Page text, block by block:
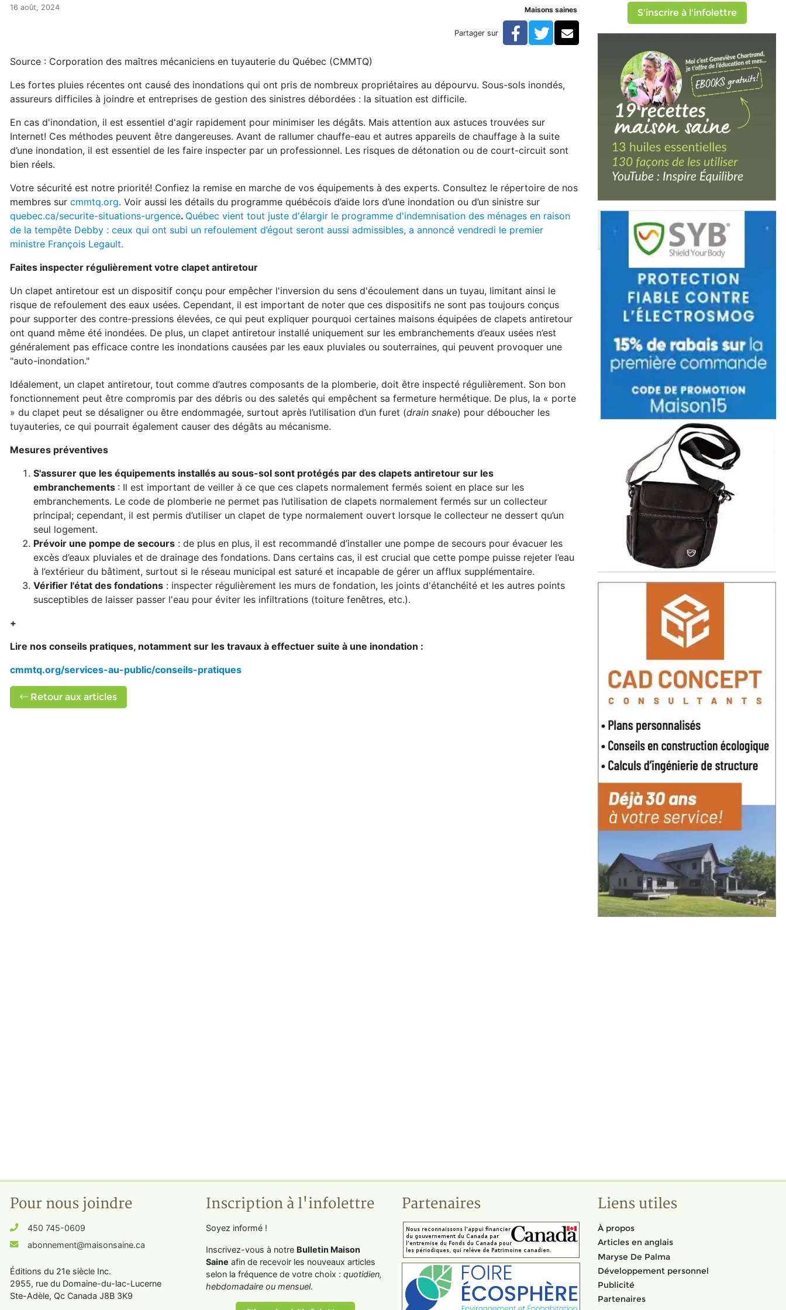
Accueil
Inondations : mieux vaut prévenir que guérir!
Inondations : mieux vaut prévenir que guérir!
16 août, 2024 Maisons saines
Partager sur Facebook
TwitterCourriel
Source : Corporation des maîtres mécaniciens en tuyauterie du Québec (CMMTQ)
Les fortes pluies récentes ont causé des inondations qui ont pris de nombreux propriétaires au dépourvu. Sous-sols inondés,
assureurs difficiles à joindre et entreprises de gestion des sinistres débordées : la situation est difficile.
En cas d'inondation, il est essentiel d'agir rapidement pour minimiser les dégâts. Mais attention aux astuces trouvées sur
Internet! Ces méthodes peuvent être dangereuses. Avant de rallumer chauffe-eau et autres appareils de chauffage à la suite
d’une inondation, il est essentiel de les faire inspecter par un professionnel. Les risques de détonation ou de court-circuit sont
bien réels.
Votre sécurité est notre priorité! Confiez la remise en marche de vos équipements à des experts. Consultez le répertoire de nos
membres sur cmmtq.org. Voir aussi les détails du programme québécois d’aide lors d’une inondation ou d’un sinistre sur
quebec.ca/securite-situations-urgence. Québec vient tout juste d'élargir le programme d'indemnisation des ménages en raison
de la tempête Debby : ceux qui ont subi un refoulement d’égout seront aussi admissibles, a annoncé vendredi le premier
ministre François Legault.
Faites inspecter régulièrement votre clapet antiretour
Un clapet antiretour est un dispositif conçu pour empêcher l'inversion du sens d'écoulement dans un tuyau, limitant ainsi le
risque de refoulement des eaux usées. Cependant, il est important de noter que ces dispositifs ne sont pas toujours conçus
pour supporter des contre-pressions élevées, ce qui peut expliquer pourquoi certaines maisons équipées de clapets antiretour
ont quand même été inondées. De plus, un clapet antiretour installé uniquement sur les embranchements d’eaux usées n’est
généralement pas efficace contre les inondations causées par les eaux pluviales ou souterraines, qui peuvent provoquer une
"auto-inondation."
Idéalement, un clapet antiretour, tout comme d’autres composants de la plomberie, doit être inspecté régulièrement. Son bon
fonctionnement peut être compromis par des débris ou des saletés qui empêchent sa fermeture hermétique. De plus, la « porte
» du clapet peut se désaligner ou être endommagée, surtout après l’utilisation d’un furet (drain snake) pour déboucher les
tuyauteries, ce qui pourrait également causer des dégâts au mécanisme.
Mesures préventives
S'assurer que les équipements installés au sous-sol sont protégés par des clapets antiretour sur les
embranchements : Il est important de veiller à ce que ces clapets normalement fermés soient en place sur les
embranchements. Le code de plomberie ne permet pas l’utilisation de clapets normalement fermés sur un collecteur
principal; cependant, il est permis d’utiliser un clapet de type normalement ouvert lorsque le collecteur ne dessert qu’un
seul logement.
Prévoir une pompe de secours : de plus en plus, il est recommandé d’installer une pompe de secours pour évacuer les
excès d’eaux pluviales et de drainage des fondations. Dans certains cas, il est crucial que cette pompe puisse rejeter l’eau
à l’extérieur du bâtiment, surtout si le réseau municipal est saturé et incapable de gérer un afflux supplémentaire.
Vérifier l'état des fondations : inspecter régulièrement les murs de fondation, les joints d'étanchéité et les autres points
susceptibles de laisser passer l'eau pour éviter les infiltrations (toiture fenêtres, etc.).
+
Lire nos conseils pratiques, notamment sur les travaux à effectuer suite à une inondation :
cmmtq.org/services-au-public/conseils-pratiques
Retour aux articles
S'inscrire à l'infolettre
Pour nous joindre
450 745-0609
abonnement@maisonsaine.ca
Éditions du 21e siècle Inc.
2955, rue du Domaine-du-lac-Lucerne
Ste-Adèle, Qc Canada J8B 3K9
Inscription à l'infolettre
Soyez informé !
Inscrivez-vous à notre Bulletin Maison
Saine afin de recevoir les nouveaux articles
selon la fréquence de votre choix : quotidien,
hebdomadaire ou mensuel.
Partenaires Liens utiles
À propos
Articles en anglais
Maryse De Palma
Développement personnel
Publicité
Partenaires